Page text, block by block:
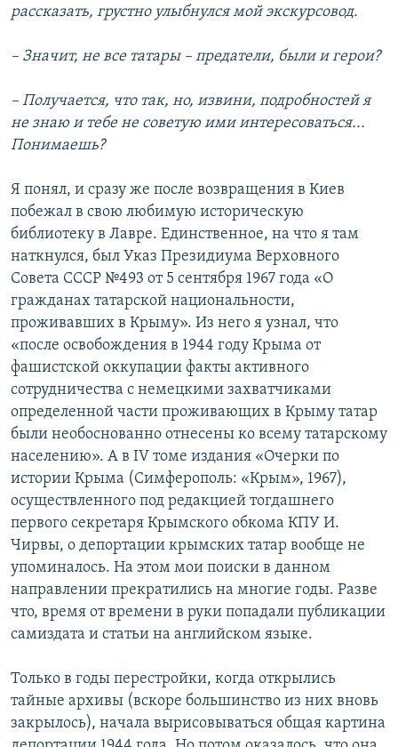
рассказать, грустно улыбнулся мой экскурсовод.
– Значит, не все татары – предатели, были и герои?
– Получается, что так, но, извини, подробностей я
не знаю и тебе не советую ими интересоваться...
Понимаешь?
Я понял, и сразу же после возвращения в Киев
побежал в свою любимую историческую
библиотеку в Лавре. Единственное, на что я там
наткнулся, был Указ Президиума Верховного
Совета СССР №493 от 5 сентября 1967 года «О
гражданах татарской национальности,
проживавших в Крыму». Из него я узнал, что
«после освобождения в 1944 году Крыма от
фашистской оккупации факты активного
сотрудничества с немецкими захватчиками
определенной части проживающих в Крыму татар
были необоснованно отнесены ко всему татарскому
населению». А в ІV томе издания «Очерки по
истории Крыма (Симферополь: «Крым», 1967),
осуществленного под редакцией тогдашнего
первого секретаря Крымского обкома КПУ И.
Чирвы, о депортации крымских татар вообще не
упоминалось. На этом мои поиски в данном
направлении прекратились на многие годы. Разве
что, время от времени в руки попадали публикации
самиздата и статьи на английском языке.
Только в годы перестройки, когда открылись
тайные архивы (вскоре большинство из них вновь
закрылось), начала вырисовываться общая картина